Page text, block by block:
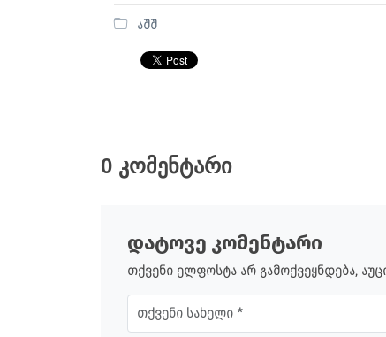
აშშ
0 კომენტარი
დატოვე კომენტარი
თქვენი ელფოსტა არ გამოქვეყნდება,